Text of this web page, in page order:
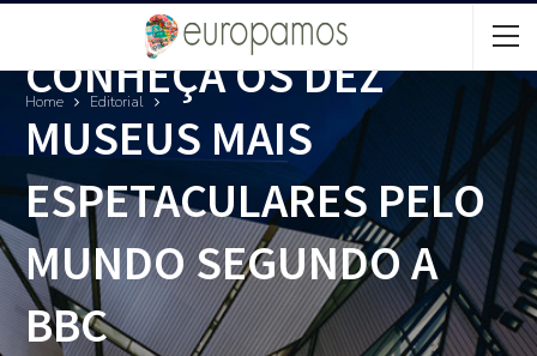
Home Editorial
CONHEÇA OS DEZ
MUSEUS MAIS
ESPETACULARES PELO
MUNDO SEGUNDO A
BBC